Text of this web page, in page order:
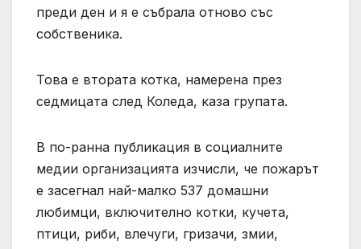
преди ден и я е събрала отново със
собственика.
Това е втората котка, намерена през
седмицата след Коледа, каза групата.
В по-ранна публикация в социалните
медии организацията изчисли, че пожарът
е засегнал най-малко 537 домашни
любимци, включително котки, кучета,
птици, риби, влечуги, гризачи, змии,